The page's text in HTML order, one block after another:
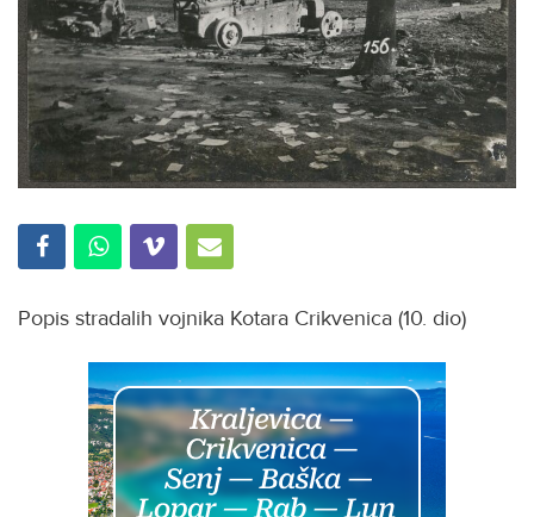
Popis stradalih vojnika Kotara Crikvenica (10. dio)